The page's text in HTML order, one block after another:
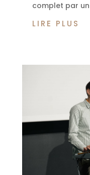
complet par
LIRE PLUS